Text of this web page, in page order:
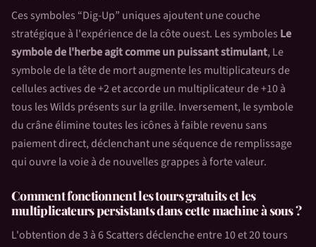
Ces symboles “Dig-Up” uniques ajoutent une couche
stratégique à l'expérience de la côte ouest. Les symboles Le
symbole de l'herbe agit comme un puissant stimulant, Le
symbole de la tête de mort augmente les multiplicateurs de
cellules actives de +2 et accorde un multiplicateur de +10 à
tous les Wilds présents sur la grille. Inversement, le symbole
du crâne élimine toutes les icônes à faible revenu sans
paiement direct, déclenchant une séquence de remplissage
qui ouvre la voie à de nouvelles grappes à forte valeur.
Comment fonctionnent les tours gratuits et les
multiplicateurs persistants dans cette machine à sous ?
L'obtention de 3 à 6 Scatters déclenche entre 10 et 20 tours